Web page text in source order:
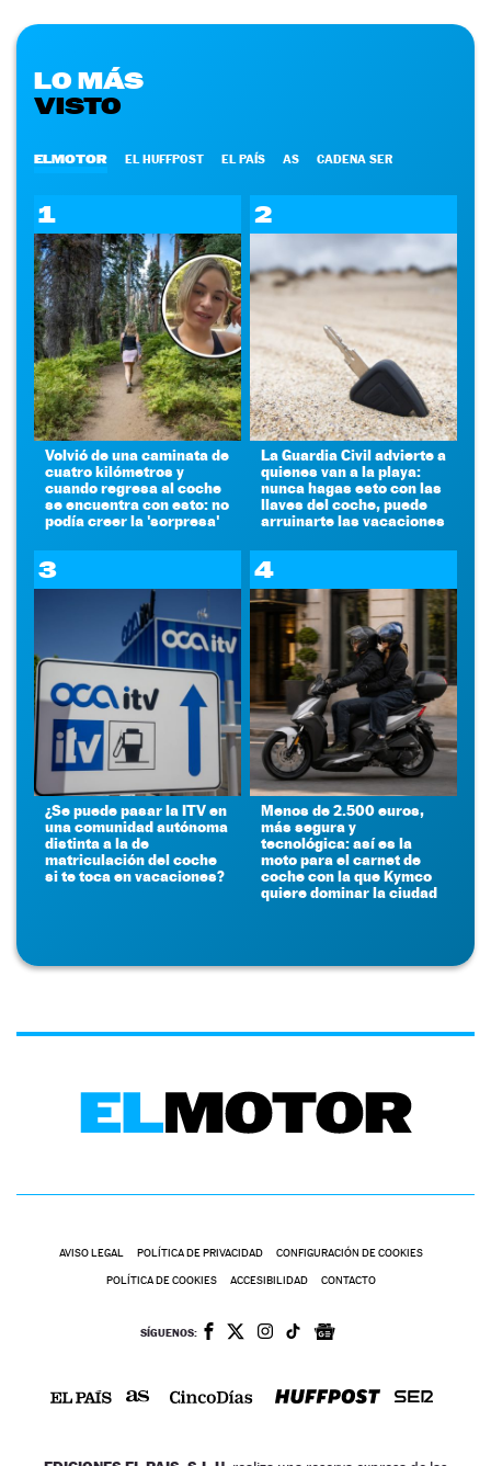
LO MÁS
VISTO
ELMOTOR EL HUFFPOST EL PAÍS AS CADENA SER
1
Volvió de una caminata de
cuatro kilómetros y
cuando regresa al coche
se encuentra con esto: no
podía creer la 'sorpresa'
2
La Guardia Civil advierte a
quienes van a la playa:
nunca hagas esto con las
llaves del coche, puede
arruinarte las vacaciones
3
¿Se puede pasar la ITV en
una comunidad autónoma
distinta a la de
matriculación del coche
si te toca en vacaciones?
4
Menos de 2.500 euros,
más segura y
tecnológica: así es la
moto para el carnet de
coche con la que Kymco
quiere dominar la ciudad
AVISO LEGAL POLÍTICA DE PRIVACIDAD CONFIGURACIÓN DE COOKIES
POLÍTICA DE COOKIES ACCESIBILIDAD CONTACTO
SÍGUENOS: